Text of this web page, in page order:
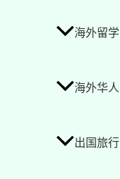
海外留学
海外华人
出国旅行